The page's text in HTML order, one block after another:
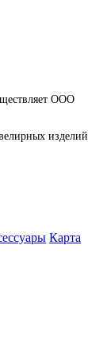
ООО
изделий
Карта